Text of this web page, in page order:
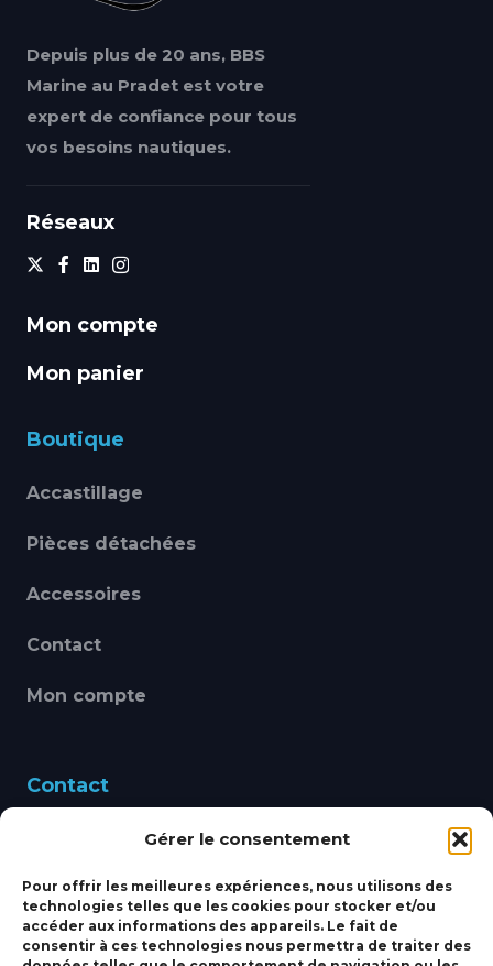
Gérer le consentement
Pour offrir les meilleures expériences, nous utilisons des
technologies telles que les cookies pour stocker et/ou
accéder aux informations des appareils. Le fait de
consentir à ces technologies nous permettra de traiter des
Depuis plus de 20 ans, BBS
Marine au Pradet est votre
expert de confiance pour tous
vos besoins nautiques.
Réseaux
Mon compte
Mon panier
Boutique
Accastillage
Pièces détachées
Accessoires
Contact
Mon compte
Contact
460 Avenue Alain Le
bbsmarine@bbs-
marine.fr